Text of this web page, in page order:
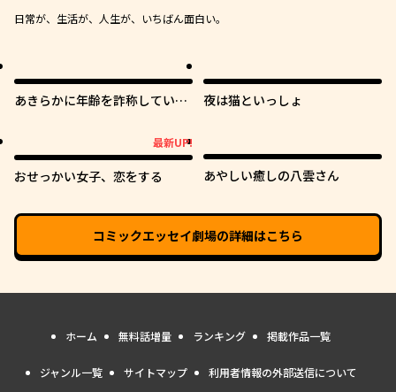
日常が、生活が、人生が、いちばん面白い。
あきらかに年齢を詐称している
夜は猫といっしょ
最新UP!
おせっかい女子、恋をする あやしい癒しの八雲さん
コミックエッセイ劇場の詳細はこちら
ホーム 無料話増量 ランキング 掲載作品一覧
ジャンル一覧 サイトマップ 利用者情報の外部送信について